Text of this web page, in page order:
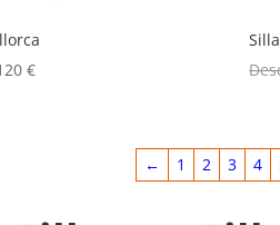
€
← 1 2 3 4